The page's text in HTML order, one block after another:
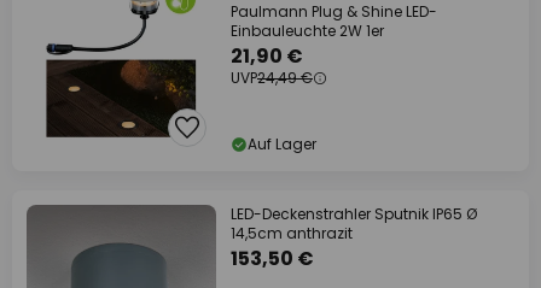
Paulmann Plug & Shine LED-
Einbauleuchte 2W 1er
21,90 €
UVP24,49 €
Auf Lager
LED-Deckenstrahler Sputnik IP65 Ø
14,5cm anthrazit
153,50 €